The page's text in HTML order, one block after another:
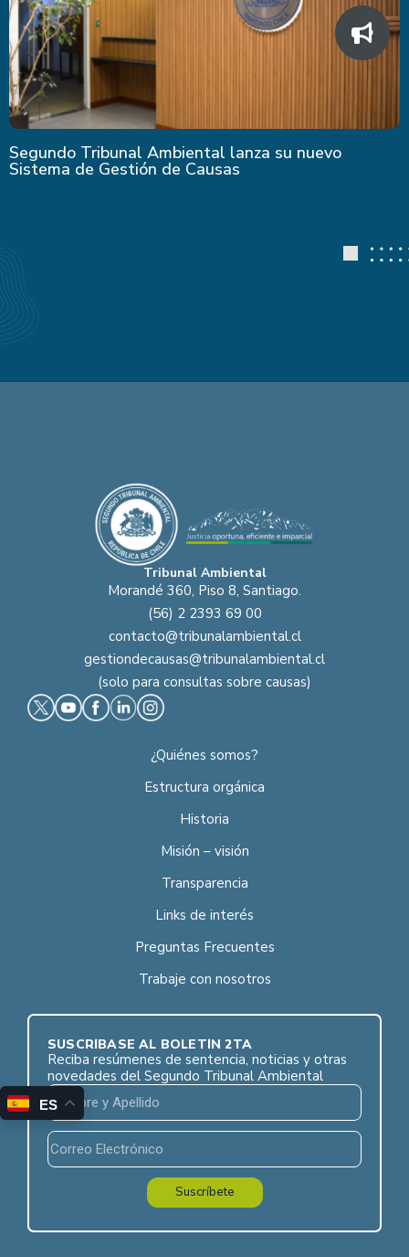
Segundo Tribunal Ambiental lanza su nuevo
Sistema de Gestión de Causas
Tribunal Ambiental
Morandé 360, Piso 8, Santiago.
(56) 2 2393 69 00
contacto@tribunalambiental.cl
gestiondecausas@tribunalambiental.cl
(solo para consultas sobre causas)
¿Quiénes somos?
Estructura orgánica
Historia
Misión – visión
Transparencia
Links de interés
Preguntas Frecuentes
Trabaje con nosotros
SUSCRÍBASE AL BOLETÍN 2TA
Reciba resúmenes de sentencia, noticias y otras
novedades del Segundo Tribunal Ambiental
Suscríbete
ES